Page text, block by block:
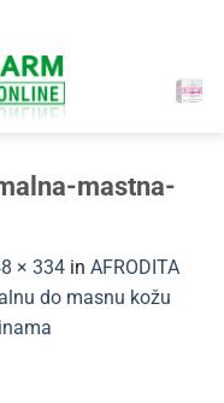
mastna-
× 334 in AFRODITA
do masnu kožu